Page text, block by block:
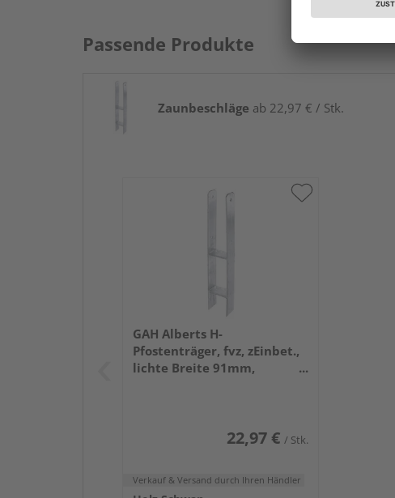
Passende Produkte
Zaunbeschläge ab 22,97 € / Stk.
GAH Alberts H-
Pfostenträger, fvz, zEinbet.,
lichte Breite 91mm,
22,97 € / Stk.
Verkauf & Versand durch Ihren Händler